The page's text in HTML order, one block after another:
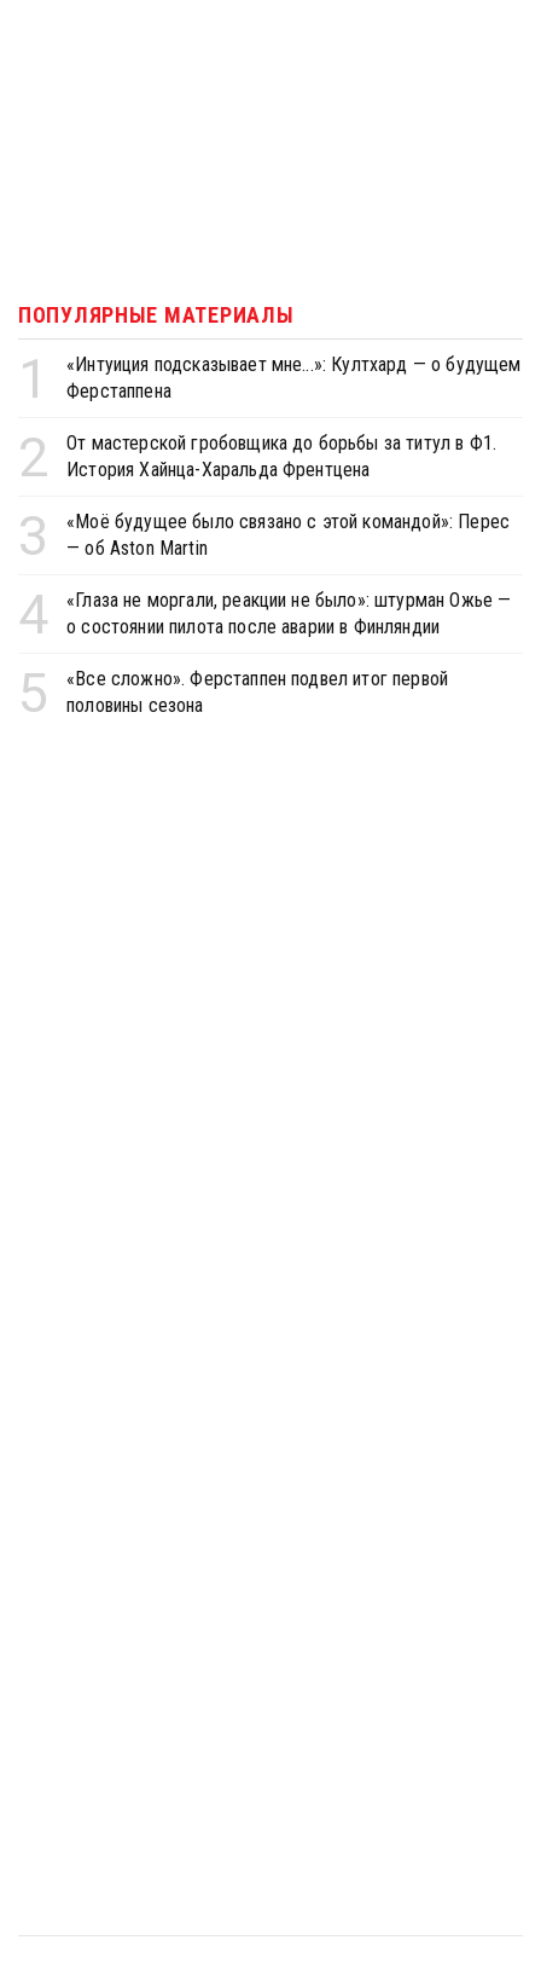
ПОПУЛЯРНЫЕ МАТЕРИАЛЫ
1
«Интуиция подсказывает мне...»: Култхард — о будущем
Ферстаппена
2
От мастерской гробовщика до борьбы за титул в Ф1.
История Хайнца-Харальда Френтцена
3
«Моё будущее было связано с этой командой»: Перес
— об Aston Martin
4
«Глаза не моргали, реакции не было»: штурман Ожье —
о состоянии пилота после аварии в Финляндии
5
«Все сложно». Ферстаппен подвел итог первой
половины сезона